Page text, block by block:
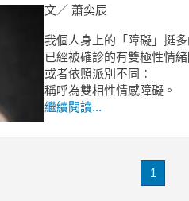
文／ 蕭奕辰
我個人身上的「障礙」挺多
已經被確診的有雙極性情緒
或者依照派別不同：
稱呼為雙相性情感障礙。
繼續閱讀...
1